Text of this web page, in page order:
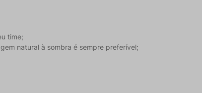
time;
natural à sombra é sempre preferível;